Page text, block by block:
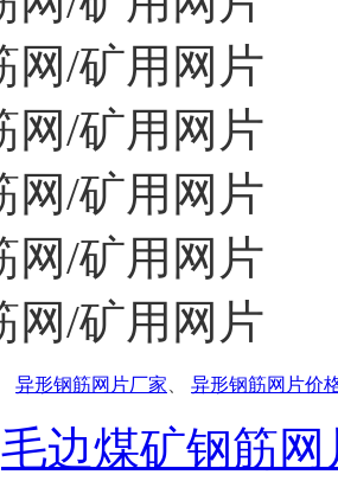
异形钢筋网片厂家 异形钢筋网片价
毛边煤矿钢筋网